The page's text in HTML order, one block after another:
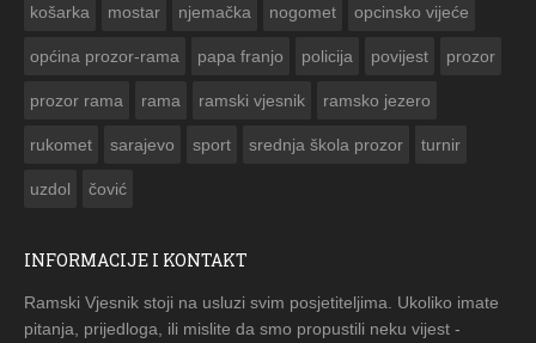
košarka mostar njemačka nogomet opcinsko vijeće
općina prozor-rama papa franjo policija povijest prozor
prozor rama rama ramski vjesnik ramsko jezero
rukomet sarajevo sport srednja škola prozor turnir
uzdol čović
INFORMACIJE I KONTAKT
Ramski Vjesnik stoji na usluzi svim posjetiteljima. Ukoliko imate
pitanja, prijedloga, ili mislite da smo propustili neku vijest -